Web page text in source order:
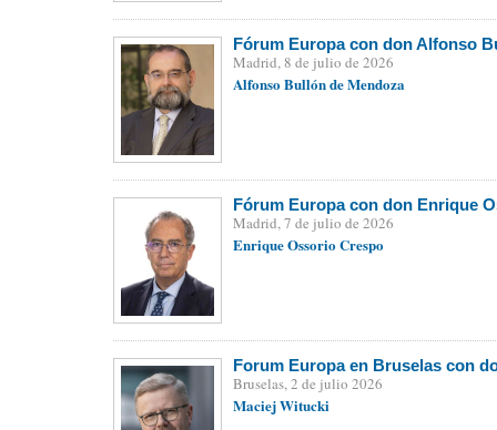
Fórum Europa con don Alfonso
Madrid, 8 de julio de 2026
Alfonso Bullón de Mendoza
Fórum Europa con don Enrique
Madrid, 7 de julio de 2026
Enrique Ossorio Crespo
Forum Europa en Bruselas con
Bruselas, 2 de julio 2026
Maciej Witucki